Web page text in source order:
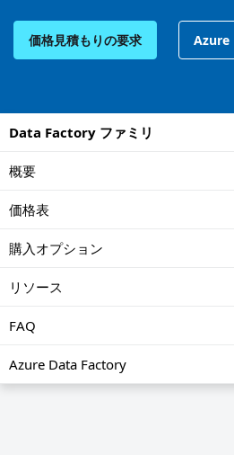
価格見積もりの要求 Azure
Data Factory ファミリ
概要
価格表
購入オプション
リソース
FAQ
Azure Data Factory